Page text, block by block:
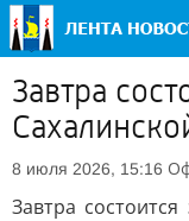
Завтра
8 июля 2026, 15:16
Завтра